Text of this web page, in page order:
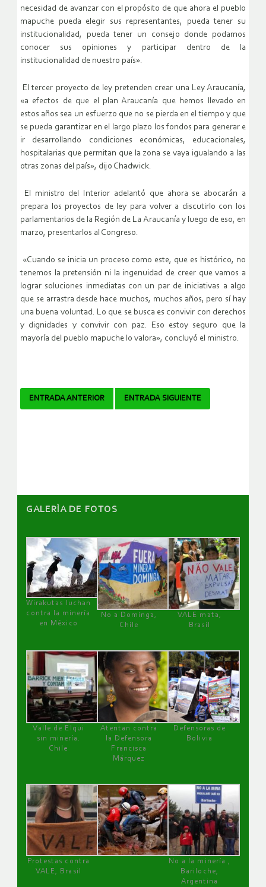
necesidad de avanzar con el propósito de que ahora el pueblo
mapuche pueda elegir sus representantes, pueda tener su
institucionalidad, pueda tener un consejo donde podamos
conocer sus opiniones y participar dentro de la
institucionalidad de nuestro país».
El tercer proyecto de ley pretenden crear una Ley Araucanía,
«a efectos de que el plan Araucanía que hemos llevado en
estos años sea un esfuerzo que no se pierda en el tiempo y que
se pueda garantizar en el largo plazo los fondos para generar e
ir desarrollando condiciones económicas, educacionales,
hospitalarias que permitan que la zona se vaya igualando a las
otras zonas del país», dijo Chadwick.
El ministro del Interior adelantó que ahora se abocarán a
prepara los proyectos de ley para volver a discutirlo con los
parlamentarios de la Región de La Araucanía y luego de eso, en
marzo, presentarlos al Congreso.
«Cuando se inicia un proceso como este, que es histórico, no
tenemos la pretensión ni la ingenuidad de creer que vamos a
lograr soluciones inmediatas con un par de iniciativas a algo
que se arrastra desde hace muchos, muchos años, pero sí hay
una buena voluntad. Lo que se busca es convivir con derechos
y dignidades y convivir con paz. Eso estoy seguro que la
mayoría del pueblo mapuche lo valora», concluyó el ministro.
Navegador
ENTRADA ANTERIOR ENTRADA SIGUIENTE
GALERÌA DE FOTOS
Wirakutas luchan
contra la minería
en México
No a Dominga,
Chile
VALE mata,
Brasil
Valle de Elqui
sin minería.
Chile
Atentan contra
la Defensora
Francisca
Márquez
Defensoras de
Bolivia
Protestas contra
VALE, Brasil
No a la minería ,
Bariloche,
Argentina